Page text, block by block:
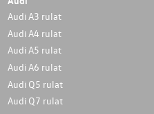
Audi A3 rulat
Audi A4 rulat
Audi A5 rulat
Audi A6 rulat
Audi Q5 rulat
Audi Q7 rulat